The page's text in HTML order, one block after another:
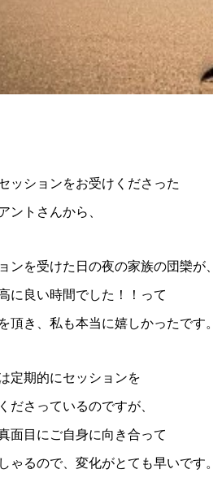
ッションをお受けくださった
ントさんから、
ンを受けた日の夜の家族の団欒が、
に良い時間でした！！って
頂き、私も本当に嬉しかったです。
定期的にセッションを
ださっているのですが、
面目にご自身に向き合って
ゃるので、変化がとても早いです。